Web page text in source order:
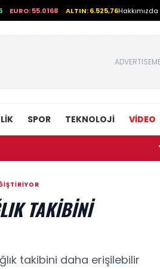
EURO: 55.0168 ALTIN: 6.525,76Hakkımızda
SPOR TEKNOLOJI VİDEO
•
TAKIBINI
takibini daha erişilebilir